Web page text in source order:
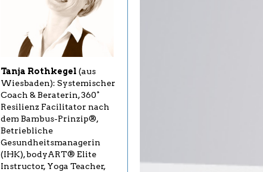
Tanja Rothkegel (aus
Wiesbaden): Systemischer
Coach & Beraterin, 360°
Resilienz Facilitator nach
dem Bambus-Prinzip®,
Betriebliche
Gesundheitsmanagerin
(IHK), bodyART® Elite
Instructor, Yoga Teacher,